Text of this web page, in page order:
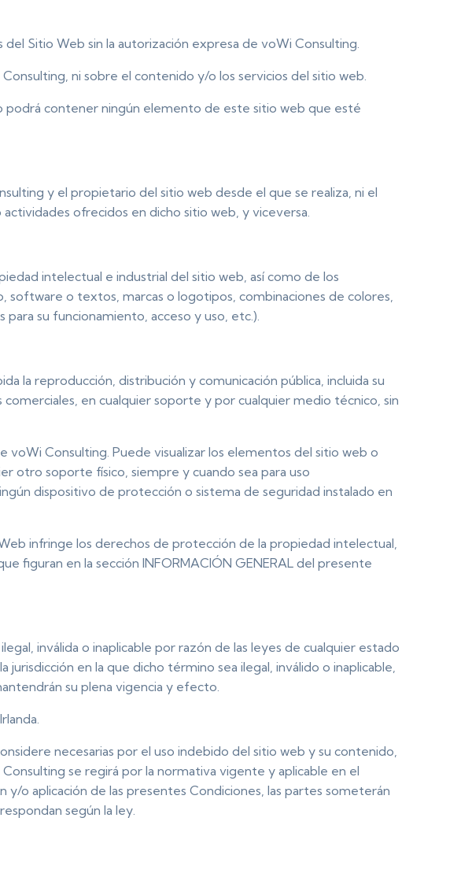
Sitio Web sin la autorización expresa de voWi Consulting.
ni sobre el contenido y/o los servicios del sitio web.
podrá contener ningún elemento de este sitio web que esté
y el propietario del sitio web desde el que se realiza, ni el
ofrecidos en dicho sitio web, y viceversa.
intelectual e industrial del sitio web, así como de los
software o textos, marcas o logotipos, combinaciones de colores,
su funcionamiento, acceso y uso, etc.).
la reproducción, distribución y comunicación pública, incluida su
en cualquier soporte y por cualquier medio técnico, sin
Consulting. Puede visualizar los elementos del sitio web o
otro soporte físico, siempre y cuando sea para uso
dispositivo de protección o sistema de seguridad instalado en
infringe los derechos de protección de la propiedad intelectual,
figuran en la sección INFORMACIÓN GENERAL del presente
inválida o inaplicable por razón de las leyes de cualquier estado
en la que dicho término sea ilegal, inválido o inaplicable,
su plena vigencia y efecto.
necesarias por el uso indebido del sitio web y su contenido,
se regirá por la normativa vigente y aplicable en el
o aplicación de las presentes Condiciones, las partes someterán
según la ley.